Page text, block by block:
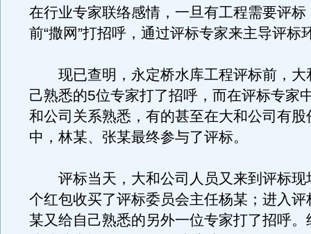
在行业专家联络感情，一旦有工程需要评标
前“撒网”打招呼，通过评标专家来主导评标
现已查明，永定桥水库工程评标前，大
己熟悉的5位专家打了招呼，而在评标专家
和公司关系熟悉，有的甚至在大和公司有股
中，林某、张某最终参与了评标。
评标当天，大和公司人员又来到评标现
个红包收买了评标委员会主任杨某；进入评
某又给自己熟悉的另外一位专家打了招呼。